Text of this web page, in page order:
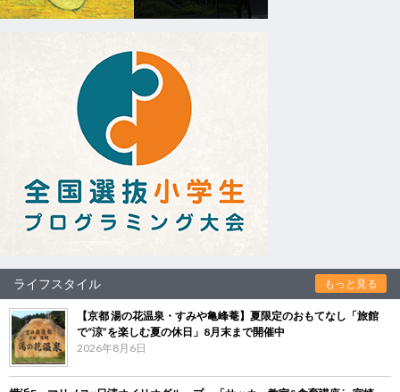
ライフスタイル もっと見る
【京都 湯の花温泉・すみや亀峰菴】夏限定のおもてなし「旅館
で“涼”を楽しむ夏の休日」8月末まで開催中
2026年8月6日